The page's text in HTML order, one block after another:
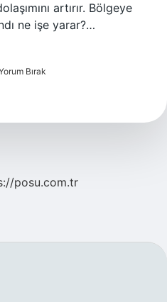
artırır. Bölgeye
ne işe yarar?…
Bırak
posu.com.tr